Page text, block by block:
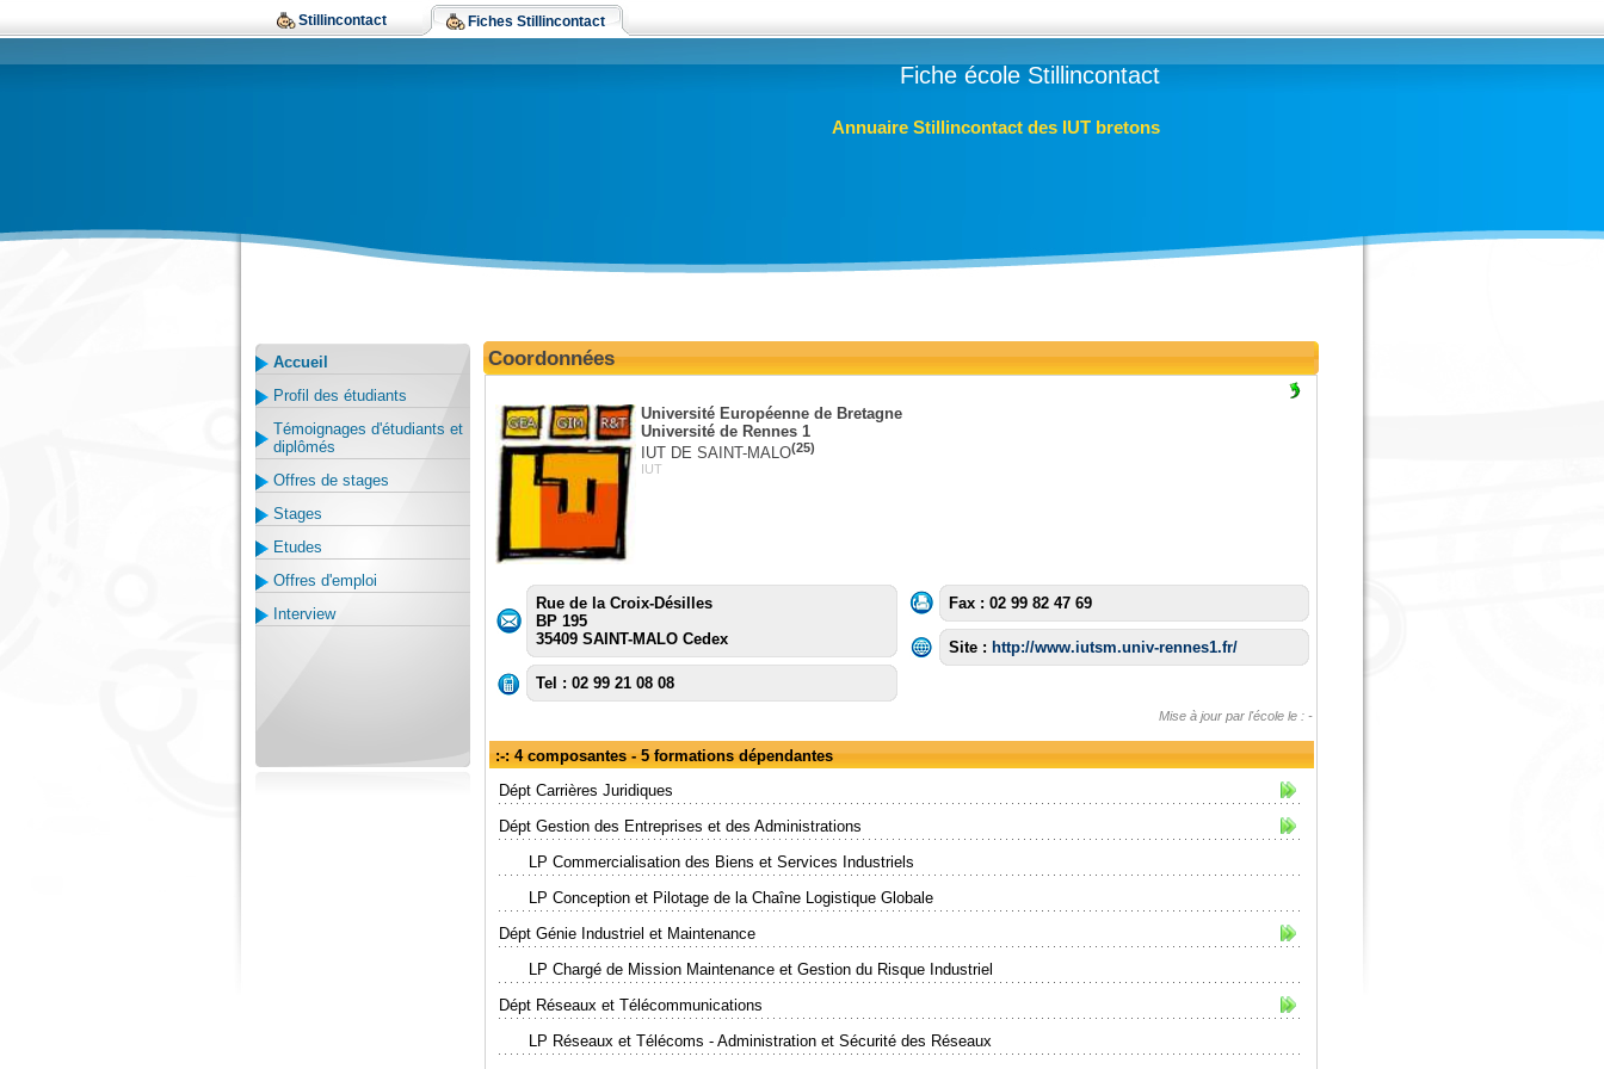
Stillincontact Fiches Stillincontact
Fiche école Stillincontact
Annuaire Stillincontact des IUT bretons
Accueil
Profil des étudiants
Témoignages d'étudiants et
diplômés
Offres de stages
Stages
Etudes
Offres d'emploi
Interview
Coordonnées
Université Européenne de Bretagne
Université de Rennes 1
IUT DE SAINT-MALO(25)
IUT
Rue de la Croix-Désilles
BP 195
35409 SAINT-MALO Cedex
Tel : 02 99 21 08 08
Fax : 02 99 82 47 69
Site : http://www.iutsm.univ-rennes1.fr/
Mise à jour par l'école le : -
:-: 4 composantes - 5 formations dépendantes
Dépt Carrières Juridiques
Dépt Gestion des Entreprises et des Administrations
LP Commercialisation des Biens et Services Industriels
LP Conception et Pilotage de la Chaîne Logistique Globale
Dépt Génie Industriel et Maintenance
LP Chargé de Mission Maintenance et Gestion du Risque Industriel
Dépt Réseaux et Télécommunications
LP Réseaux et Télécoms - Administration et Sécurité des Réseaux